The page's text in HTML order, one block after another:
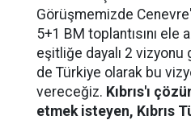
Görüşmemizde
5+1 BM toplantısını ele
eşitliğe dayalı 2
de Türkiye olarak bu
vereceğiz. Kıbrıs'ı
etmek isteyen, Kıbrıs